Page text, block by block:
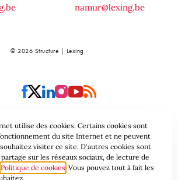
namur@lexing.be
© 2026 Structure | Lexing
Conditions générales
des données & Cookies
utilise des cookies. Certains cookies sont
du site Internet et ne peuvent
visiter ce site. D'autres cookies sont
sur les réseaux sociaux, de lecture de
Politique de cookies Vous pouvez tout à fait les